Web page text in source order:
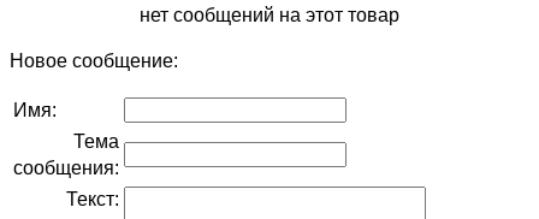
нет сообщений на этот товар
Новое сообщение:
Имя:
Тема
сообщения:
Текст: